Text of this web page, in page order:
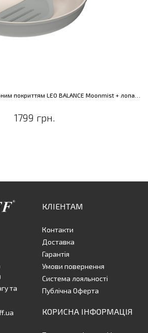
1799 грн.
та
КЛІЕНТАМ
Контакти
Доставка
Гарантія
Умови повернення
Система лояльності
Публічна Оферта
КОРИСНА ІНФОРМАЦІЯ